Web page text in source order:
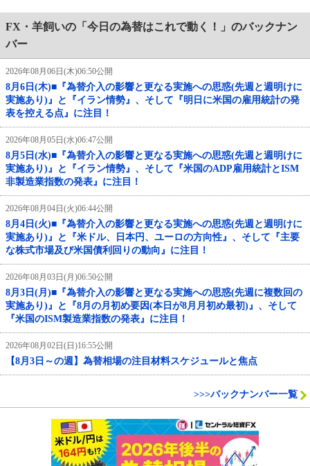
FX・羊飼いの「今日の為替はこれで動く！」のバックナン
バー
2026年08月06日(木)06:50公開
8月6日(木)■『為替介入の影響と更なる実施への思惑(先週と週明けに
実施あり)』と『イラン情勢』、そして『明日に米国の雇用統計の発
表を控える点』に注目！
2026年08月05日(水)06:47公開
8月5日(水)■『為替介入の影響と更なる実施への思惑(先週と週明けに
実施あり)』と『イラン情勢』、そして『米国のADP雇用統計とISM
非製造業指数の発表』に注目！
2026年08月04日(火)06:44公開
8月4日(火)■『為替介入の影響と更なる実施への思惑(先週と週明けに
実施あり)』と『米ドル、日本円、ユーロの方向性』、そして『主要
な株式市場及び米国債利回りの動向』に注目！
2026年08月03日(月)06:50公開
8月3日(月)■『為替介入の影響と更なる実施への思惑(先週に複数回の
実施あり)』と『8月の月初め要因(本日が8月月初め最初)』、そして
『米国のISM製造業指数の発表』に注目！
2026年08月02日(日)16:55公開
【8月3日～の週】為替相場の注目材料スケジュールと焦点
>>>バックナンバー一覧